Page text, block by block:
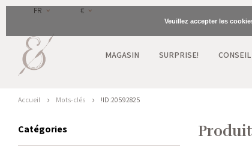
FR €
MAGASIN SURPRISE!
Accueil Mots-clés !ID:20592825
Catégories
Veuillez accepter les